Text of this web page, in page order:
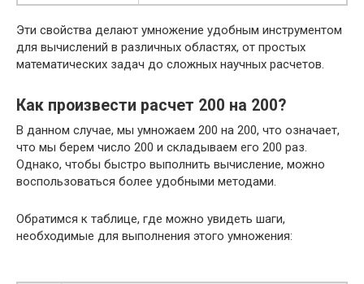
Эти свойства делают умножение удобным инструментом
для вычислений в различных областях, от простых
математических задач до сложных научных расчетов.
Как произвести расчет 200 на 200?
В данном случае, мы умножаем 200 на 200, что означает,
что мы берем число 200 и складываем его 200 раз.
Однако, чтобы быстро выполнить вычисление, можно
воспользоваться более удобными методами.
Обратимся к таблице, где можно увидеть шаги,
необходимые для выполнения этого умножения: